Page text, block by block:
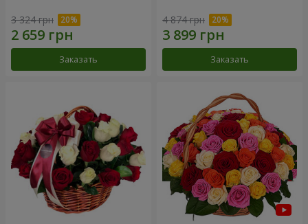
3 324 грн
Заказать
4 874 грн
Заказать